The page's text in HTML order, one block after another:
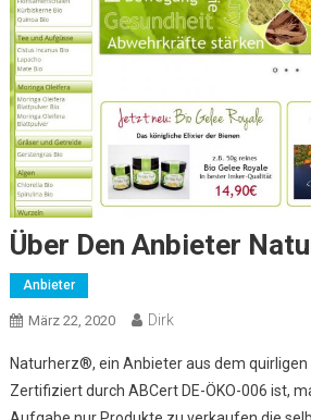
Über Den Anbieter
Anbieter
März 22, 2020 Dirk
Naturherz®, ein Anbieter aus dem quirligen
Zertifiziert durch ABCert DE-ÖKO-006 ist,